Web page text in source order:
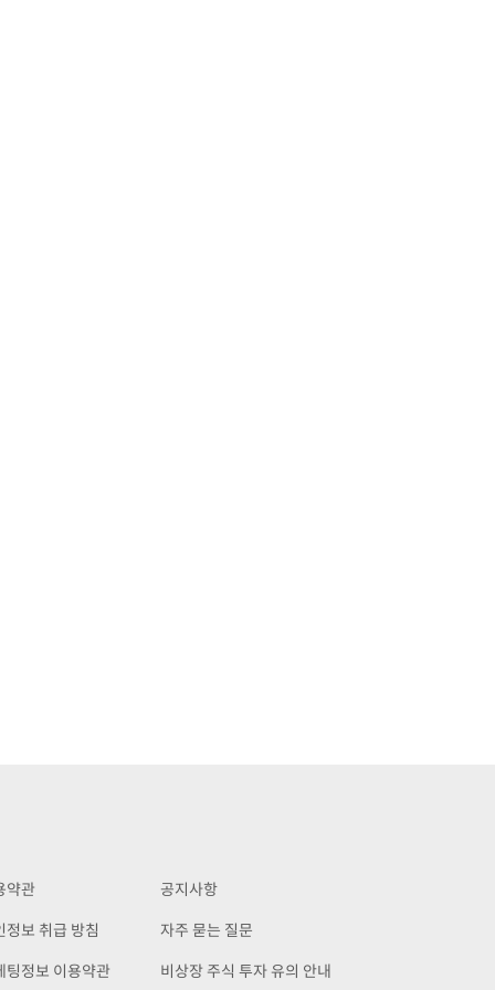
약관
정보 취급 방침
팅정보 이용약관
공지사항
자주 묻는 질문
비상장 주식 투자 유의 안내